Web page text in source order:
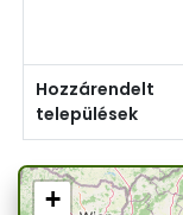
Hozzárendelt
települések
+